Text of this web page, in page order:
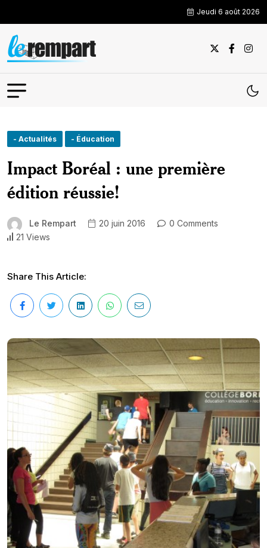
Jeudi 6 août 2026
- Actualités - Éducation
Impact Boréal : une première
édition réussie!
Le Rempart 20 juin 2016
0 Comments
21 Views
Share This Article: